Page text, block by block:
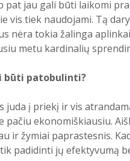
pat jau gali būti laikomi
vis tiek naudojami. Tą
nėra tokia žalinga
metu kardinalių
būti patobulinti?
juda į priekį ir vis
ekonomiškiausiu.
ir žymiai paprastesnis.
padidinti jų efektyvumą